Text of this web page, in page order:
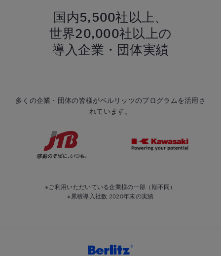
国内5,500社以上、
世界20,000社以上の
導入企業・団体実績
多くの企業・団体の皆様がベルリッツのプログラムを活用さ
れています。
※ご利用いただいている企業様の一部（順不同）
※累積導入社数 2020年末の実績